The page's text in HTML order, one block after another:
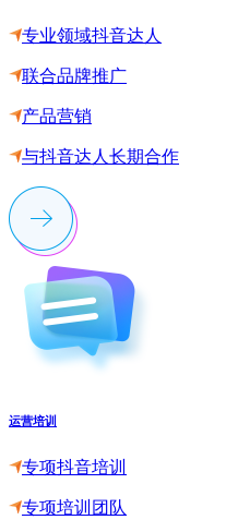
专业领域抖音达人
联合品牌推广
产品营销
与抖音达人长期合作
运营培训
专项抖音培训
专项培训团队